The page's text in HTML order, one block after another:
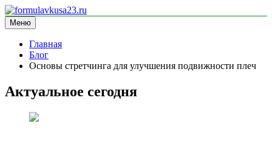
Перейти
к
содержимому
formulavkusa23.ru
блог про спорт
Меню
Главная
Блог
Основы стретчинга для улучшения подвижности плеч
Актуальное сегодня